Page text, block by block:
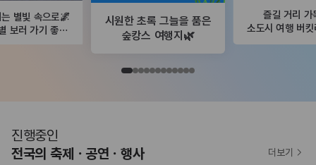
별빛 속으로🌌
보러 가기 좋은
시원한 초록 그늘을 품은
숲캉스 여행지🌿
즐길 거리 가
소도시 여행 버킷
진행중인
전국의 축제ㆍ공연ㆍ행사
더보기